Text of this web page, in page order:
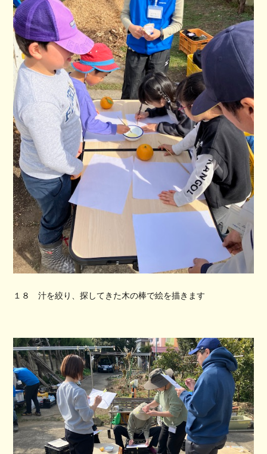
１８ 汁を絞り、探してきた木の棒で絵を描きます